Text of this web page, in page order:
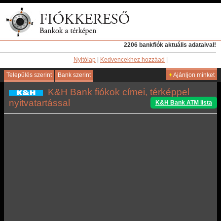
2206 bankfiók aktuális adataival!
Nyitólap Kedvencekhez hozzáad
Település szerint Bank szerint +Ajánljon minket
K&H Bank fiókok címei, térképpel
nyitvatartással
K&H Bank ATM lista